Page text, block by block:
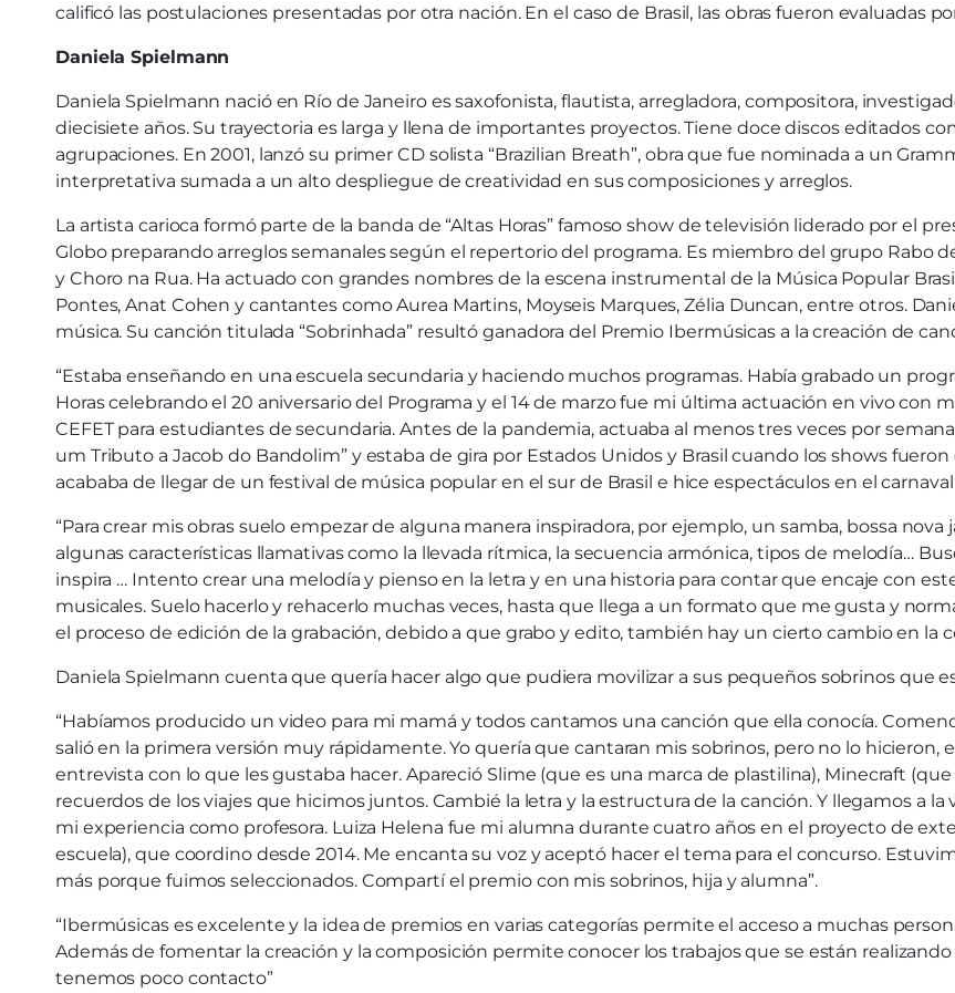
calificó las postulaciones presentadas por otra nación. En el caso de Brasil, las obras fueron evaluadas
Daniela Spielmann
Daniela Spielmann nació en Río de Janeiro es saxofonista, flautista, arregladora, compositora,
diecisiete años. Su trayectoria es larga y llena de importantes proyectos. Tiene doce discos editados
agrupaciones. En 2001, lanzó su primer CD solista “Brazilian Breath”, obra que fue nominada a un
interpretativa sumada a un alto despliegue de creatividad en sus composiciones y arreglos.
La artista carioca formó parte de la banda de “Altas Horas” famoso show de televisión liderado por el
Globo preparando arreglos semanales según el repertorio del programa. Es miembro del grupo Rabo
y Choro na Rua. Ha actuado con grandes nombres de la escena instrumental de la Música Popular
Pontes, Anat Cohen y cantantes como Aurea Martins, Moyseis Marques, Zélia Duncan, entre otros.
música. Su canción titulada “Sobrinhada” resultó ganadora del Premio Ibermúsicas a la creación de
“Estaba enseñando en una escuela secundaria y haciendo muchos programas. Había grabado un
Horas celebrando el 20 aniversario del Programa y el 14 de marzo fue mi última actuación en vivo con
CEFET para estudiantes de secundaria. Antes de la pandemia, actuaba al menos tres veces por
um Tributo a Jacob do Bandolim” y estaba de gira por Estados Unidos y Brasil cuando los shows
acababa de llegar de un festival de música popular en el sur de Brasil e hice espectáculos en el
“Para crear mis obras suelo empezar de alguna manera inspiradora, por ejemplo, un samba, bossa
algunas características llamativas como la llevada rítmica, la secuencia armónica, tipos de melodía…
inspira … Intento crear una melodía y pienso en la letra y en una historia para contar que encaje con
musicales. Suelo hacerlo y rehacerlo muchas veces, hasta que llega a un formato que me gusta y
el proceso de edición de la grabación, debido a que grabo y edito, también hay un cierto cambio en la
Daniela Spielmann cuenta que quería hacer algo que pudiera movilizar a sus pequeños sobrinos que
“Habíamos producido un video para mi mamá y todos cantamos una canción que ella conocía.
salió en la primera versión muy rápidamente. Yo quería que cantaran mis sobrinos, pero no lo hicieron,
entrevista con lo que les gustaba hacer. Apareció Slime (que es una marca de plastilina), Minecraft
recuerdos de los viajes que hicimos juntos. Cambié la letra y la estructura de la canción. Y llegamos a
mi experiencia como profesora. Luiza Helena fue mi alumna durante cuatro años en el proyecto de
escuela), que coordino desde 2014. Me encanta su voz y aceptó hacer el tema para el concurso.
más porque fuimos seleccionados. Compartí el premio con mis sobrinos, hija y alumna”.
“Ibermúsicas es excelente y la idea de premios en varias categorías permite el acceso a muchas
Además de fomentar la creación y la composición permite conocer los trabajos que se están
tenemos poco contacto”